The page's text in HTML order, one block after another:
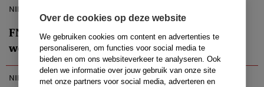
Over de cookies op deze website
We gebruiken cookies om content en advertenties te
personaliseren, om functies voor social media te
bieden en om ons websiteverkeer te analyseren. Ook
delen we informatie over jouw gebruik van onze site
met onze partners voor social media, adverteren en
nieuwsbericht
FNV: actie werknemers Schiphol voor betere
werkomstandigheden
nieuwsbericht